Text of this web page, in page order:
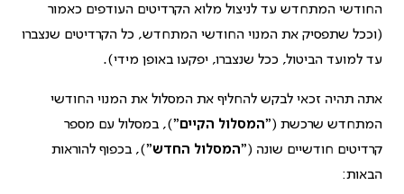
החודשי המתחדש עד לניצול מלוא הקרדיטים העודפים כאמור
(וככל שתפסיק את המנוי החודשי המתחדש, כל הקרדיטים שנצברו
עד למועד הביטול, ככל שנצברו, יפקעו באופן מידי).
אתה תהיה זכאי לבקש להחליף את המסלול את המנוי החודשי
המתחדש שרכשת ("המסלול הקיים"), במסלול עם מספר
קרדיטים חודשיים שונה ("המסלול החדש"), בכפוף להוראות
הבאות: